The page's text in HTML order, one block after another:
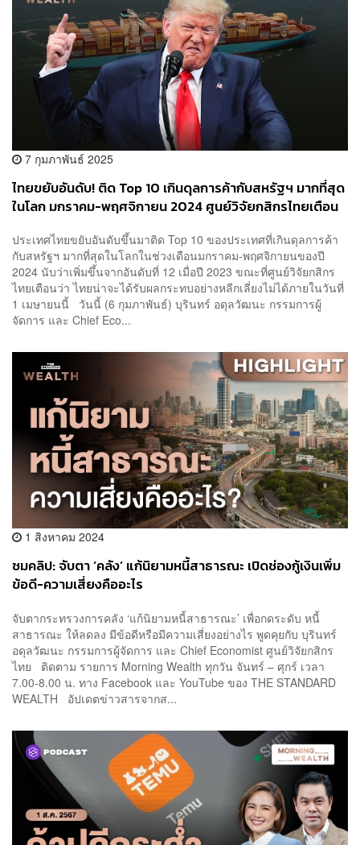
7 กุมภาพันธ์ 2025
ไทยขยับอันดับ! ติด Top 10 เกินดุลการค้ากับสหรัฐฯ มากที่สุด
ในโลก มกราคม-พฤศจิกายน 2024 ศูนย์วิจัยกสิกรไทยเตือน
ประเทศไทยขยับอันดับขึ้นมาติด Top 10 ของประเทศที่เกินดุลการค้า
กับสหรัฐฯ มากที่สุดในโลกในช่วงเดือนมกราคม-พฤศจิกายนของปี
2024 นับว่าเพิ่มขึ้นจากอันดับที่ 12 เมื่อปี 2023 ขณะที่ศูนย์วิจัยกสิกร
ไทยเตือนว่า ไทยน่าจะได้รับผลกระทบอย่างหลีกเลี่ยงไม่ได้ภายในวันที่
1 เมษายนนี้ วันนี้ (6 กุมภาพันธ์) บุรินทร์ อดุลวัฒนะ กรรมการผู้
จัดการ และ Chief Eco...
1 สิงหาคม 2024
ชมคลิป: จับตา ‘คลัง’ แก้นิยามหนี้สาธารณะ เปิดช่องกู้เงินเพิ่ม
ข้อดี-ความเสี่ยงคืออะไร
จับตากระทรวงการคลัง ‘แก้นิยามหนี้สาธารณะ’ เพื่อกดระดับ หนี้
สาธารณะ ให้ลดลง มีข้อดีหรือมีความเสี่ยงอย่างไร พูดคุยกับ บุรินทร์
อดุลวัฒนะ กรรมการผู้จัดการ และ Chief Economist ศูนย์วิจัยกสิกร
ไทย ติดตาม รายการ Morning Wealth ทุกวัน จันทร์ – ศุกร์ เวลา
7.00-8.00 น. ทาง Facebook และ YouTube ของ THE STANDARD
WEALTH อัปเดตข่าวสารจากส...